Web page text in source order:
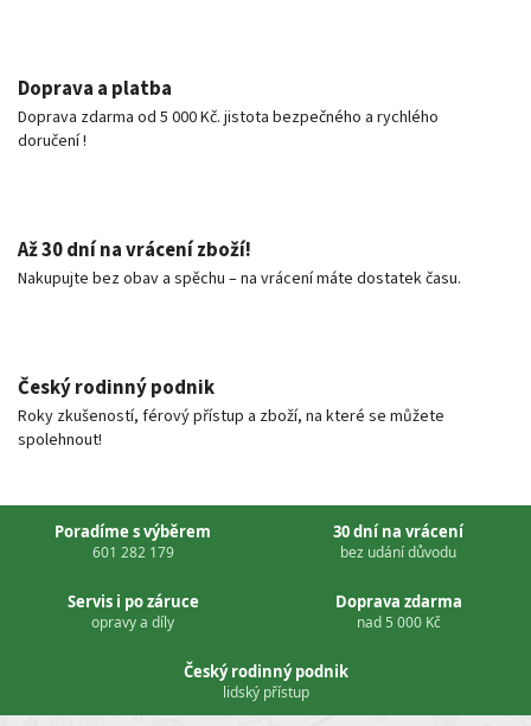
Doprava a platba
Doprava zdarma od 5 000 Kč. jistota bezpečného a rychlého
doručení !
Až 30 dní na vrácení zboží!
Nakupujte bez obav a spěchu – na vrácení máte dostatek času.
Český rodinný podnik
Roky zkušeností, férový přístup a zboží, na které se můžete
spolehnout!
Poradíme s výběrem
601 282 179
30 dní na vrácení
bez udání důvodu
Servis i po záruce
opravy a díly
Doprava zdarma
nad 5 000 Kč
Český rodinný podnik
lidský přístup